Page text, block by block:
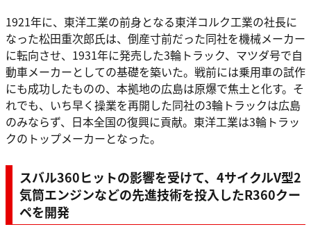
1921年に、東洋工業の前身となる東洋コルク工業の社長に
なった松田重次郎氏は、倒産寸前だった同社を機械メーカー
に転向させ、1931年に発売した3輪トラック、マツダ号で自
動車メーカーとしての基礎を築いた。戦前には乗用車の試作
にも成功したものの、本拠地の広島は原爆で焦土と化す。そ
れでも、いち早く操業を再開した同社の3輪トラックは広島
のみならず、日本全国の復興に貢献。東洋工業は3輪トラッ
クのトップメーカーとなった。
スバル360ヒットの影響を受けて、4サイクルV型2
気筒エンジンなどの先進技術を投入したR360クー
ペを開発